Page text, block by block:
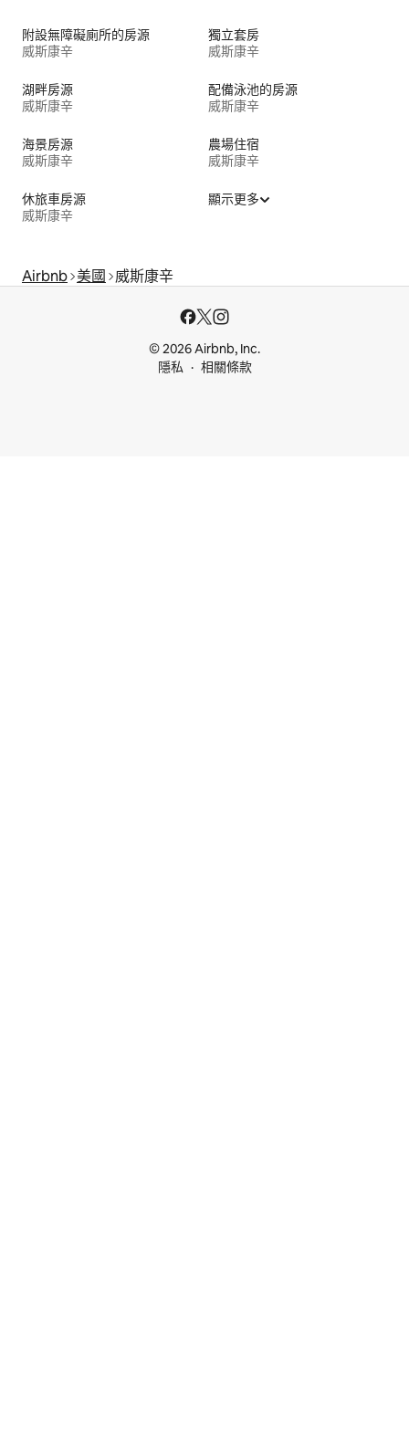
附設無障礙廁所的房源
威斯康辛
獨立套房
威斯康辛
湖畔房源
威斯康辛
配備泳池的房源
威斯康辛
海景房源
威斯康辛
農場住宿
威斯康辛
休旅車房源
威斯康辛
顯示更多
Airbnb 美國 威斯康辛
© 2026 Airbnb, Inc.
隱私
相關條款